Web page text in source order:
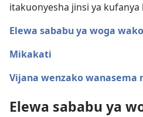
itakuonyesha jinsi ya kufanya
Elewa sababu ya woga wako
Mikakati
Vijana wenzako wanasema
Elewa sababu ya